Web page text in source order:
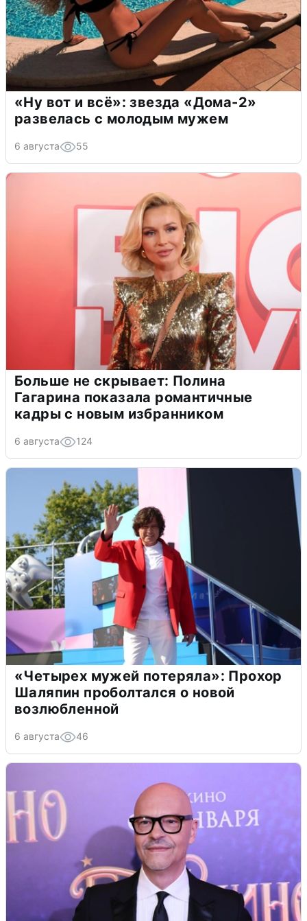
«Ну вот и всё»: звезда «Дома-2»
развелась с молодым мужем
6 августа 55
Больше не скрывает: Полина
Гагарина показала романтичные
кадры с новым избранником
6 августа 124
«Четырех мужей потеряла»: Прохор
Шаляпин проболтался о новой
возлюбленной
6 августа 46